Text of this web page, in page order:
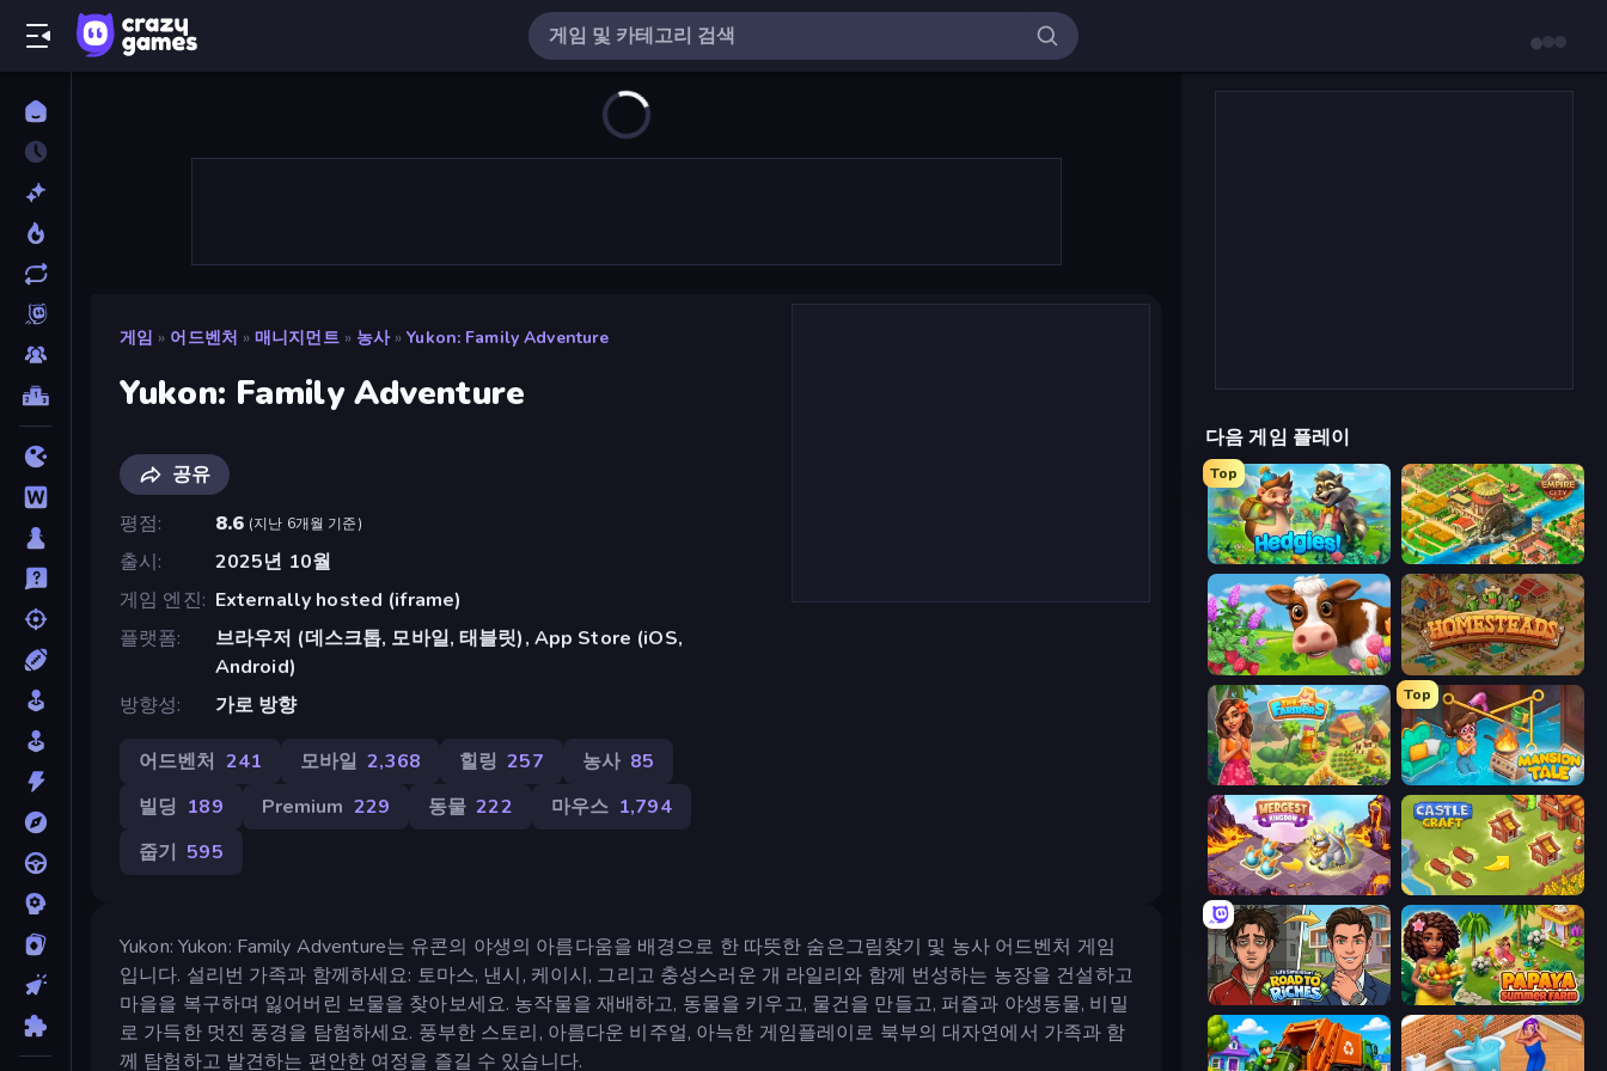
게임 » 어드벤처 » 매니지먼트 » 농사 » Yukon: Family Adventure
Yukon: Family Adventure
공유
평점
8.6 (지난 6개월 기준)
출시
2025년 10월
게임 엔진
Externally hosted (iframe)
플랫폼
브라우저 (데스크톱, 모바일, 태블릿), App Store (iOS,
Android)
방향성
가로 방향
어드벤처 241 모바일 2,368 힐링 257 농사 85
빌딩 189 Premium 229 동물 222 마우스 1,794
줍기 595
Yukon: Yukon: Family Adventure는 유콘의 야생의 아름다움을 배경으로 한 따뜻한 숨은그림찾기 및 농사 어드벤처 게임
입니다. 설리번 가족과 함께하세요: 토마스, 낸시, 케이시, 그리고 충성스러운 개 라일리와 함께 번성하는 농장을 건설하고
마을을 복구하며 잃어버린 보물을 찾아보세요. 농작물을 재배하고, 동물을 키우고, 물건을 만들고, 퍼즐과 야생동물, 비밀
로 가득한 멋진 풍경을 탐험하세요. 풍부한 스토리, 아름다운 비주얼, 아늑한 게임플레이로 북부의 대자연에서 가족과 함
께 탐험하고 발견하는 편안한 여정을 즐길 수 있습니다.
다음 게임 플레이
Top
Hedgies Empire City
Country Life Meadows Homesteads: Dream Farm
The Farmers
Top
Mansion Tale: Merge Secrets
Mergest Kingdom Castle Craft
Life Simulator: Road to Riches Papaya Summer Farm